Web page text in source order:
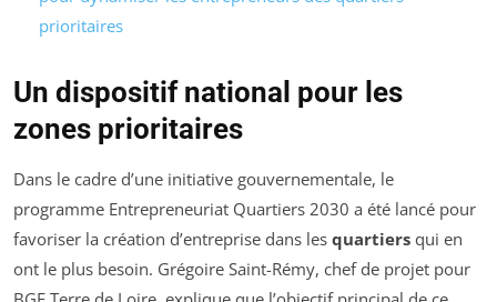
prioritaires
Un dispositif national pour les
zones prioritaires
Dans le cadre d’une initiative gouvernementale, le
programme Entrepreneuriat Quartiers 2030 a été lancé pour
favoriser la création d’entreprise dans les quartiers qui en
ont le plus besoin. Grégoire Saint-Rémy, chef de projet pour